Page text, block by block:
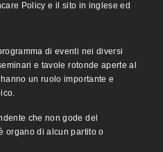
Policy e il sito in inglese ed
di eventi nei diversi
e tavole rotonde aperte al
un ruolo importante e
che non gode del
organo di alcun partito o